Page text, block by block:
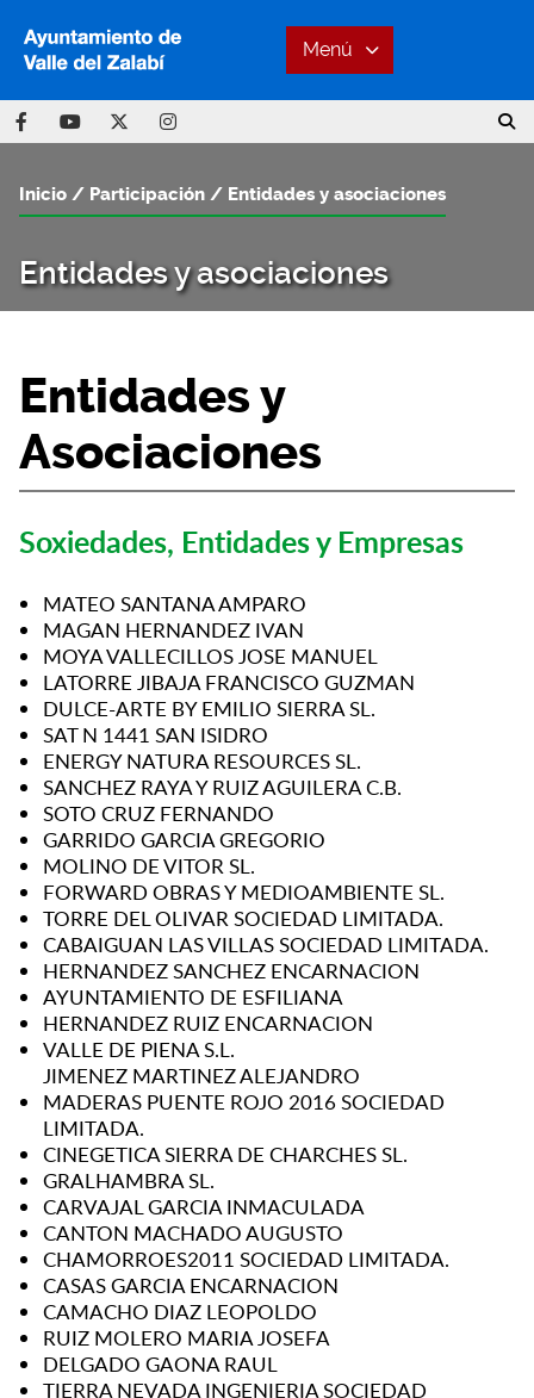
Menú
Entidades y asociaciones
Inicio Participación Entidades y asociaciones
Entidades y
Asociaciones
Soxiedades, Entidades y Empresas
MATEO SANTANA AMPARO
MAGAN HERNANDEZ IVAN
MOYA VALLECILLOS JOSE MANUEL
LATORRE JIBAJA FRANCISCO GUZMAN
DULCE-ARTE BY EMILIO SIERRA SL.
SAT N 1441 SAN ISIDRO
ENERGY NATURA RESOURCES SL.
SANCHEZ RAYA Y RUIZ AGUILERA C.B.
SOTO CRUZ FERNANDO
GARRIDO GARCIA GREGORIO
MOLINO DE VITOR SL.
FORWARD OBRAS Y MEDIOAMBIENTE SL.
TORRE DEL OLIVAR SOCIEDAD LIMITADA.
CABAIGUAN LAS VILLAS SOCIEDAD LIMITADA.
HERNANDEZ SANCHEZ ENCARNACION
AYUNTAMIENTO DE ESFILIANA
HERNANDEZ RUIZ ENCARNACION
VALLE DE PIENA S.L.
JIMENEZ MARTINEZ ALEJANDRO
MADERAS PUENTE ROJO 2016 SOCIEDAD
LIMITADA.
CINEGETICA SIERRA DE CHARCHES SL.
GRALHAMBRA SL.
CARVAJAL GARCIA INMACULADA
CANTON MACHADO AUGUSTO
CHAMORROES2011 SOCIEDAD LIMITADA.
CASAS GARCIA ENCARNACION
CAMACHO DIAZ LEOPOLDO
RUIZ MOLERO MARIA JOSEFA
DELGADO GAONA RAUL
TIERRA NEVADA INGENIERIA SOCIEDAD